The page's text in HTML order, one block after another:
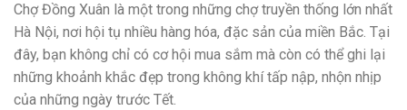
Chợ Đồng Xuân là một trong những chợ truyền thống lớn nhất
Hà Nội, nơi hội tụ nhiều hàng hóa, đặc sản của miền Bắc. Tại
đây, bạn không chỉ có cơ hội mua sắm mà còn có thể ghi lại
những khoảnh khắc đẹp trong không khí tấp nập, nhộn nhịp
của những ngày trước Tết.